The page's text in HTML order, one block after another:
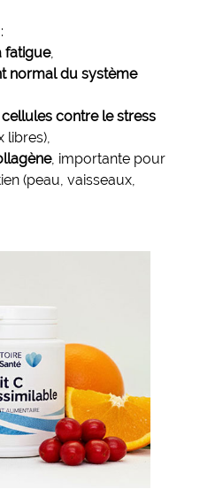
fatigue,
normal du système
contre le stress
libres),
, importante pour
(peau, vaisseaux,